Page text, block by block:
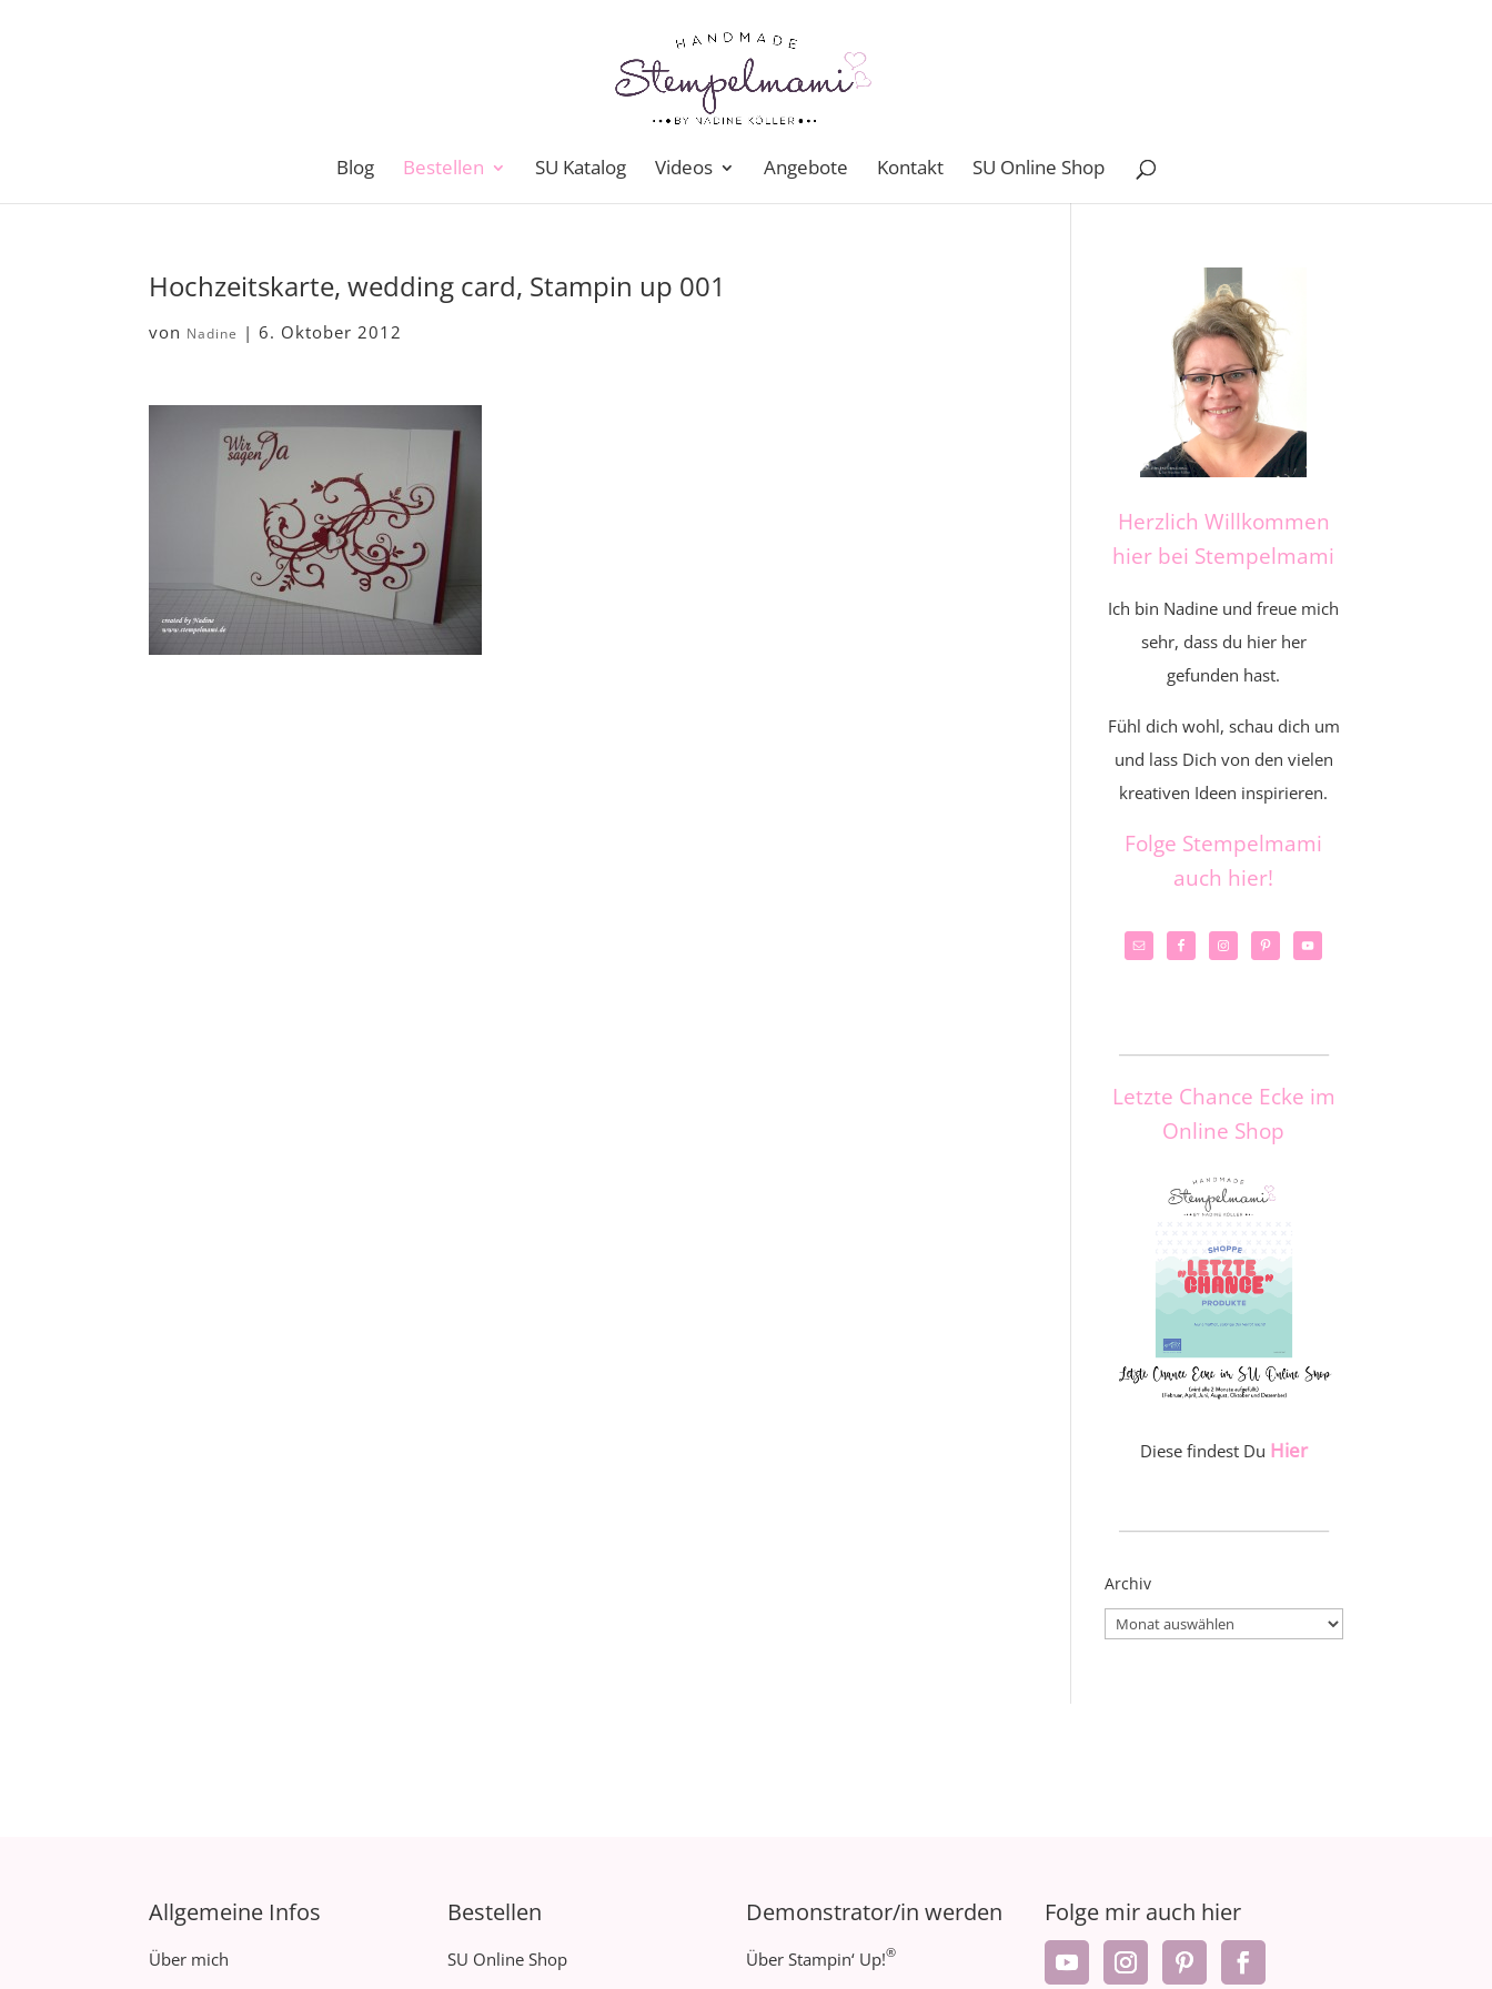
Blog Bestellen SU Katalog Videos Angebote Kontakt SU Online Shop
Hochzeitskarte, wedding card, Stampin up 001
von Nadine |6. Oktober 2012
Herzlich Willkommen
hier bei Stempelmami
Ich bin Nadine und freue mich
sehr, dass du hier her
gefunden hast.
Fühl dich wohl, schau dich um
und lass Dich von den vielen
kreativen Ideen inspirieren.
Folge Stempelmami
auch hier!
Letzte Chance Ecke im
Online Shop
Diese findest Du Hier
Archiv
Archiv
Allgemeine Infos
Über mich
Bestellen
SU Online Shop
Demonstrator/in werden
Über Stampin‘ Up!®
Folge mir auch hier